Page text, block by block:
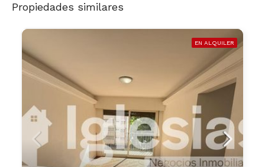
Propiedades similares
EN ALQUILER